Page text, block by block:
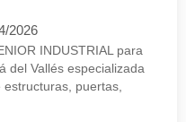
2026
INDUSTRIAL para
del Vallés especializada
puertas,